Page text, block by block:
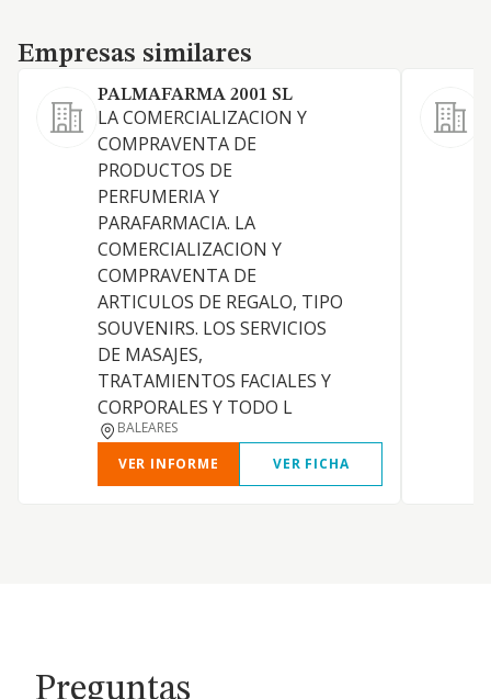
Empresas similares
Empresas similares
PALMAFARMA 2001 SL
LA COMERCIALIZACION Y
COMPRAVENTA DE
PRODUCTOS DE
PERFUMERIA Y
PARAFARMACIA. LA
COMERCIALIZACION Y
COMPRAVENTA DE
ARTICULOS DE REGALO, TIPO
SOUVENIRS. LOS SERVICIOS
DE MASAJES,
TRATAMIENTOS FACIALES Y
CORPORALES Y TODO L
BALEARES
VER INFORME
VER FICHA
Preguntas